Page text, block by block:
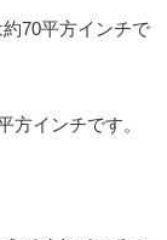
70平方インチで
方インチです。